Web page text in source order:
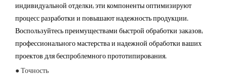
индивидуальной отделки, эти компоненты оптимизируют
процесс разработки и повышают надежность продукции.
Воспользуйтесь преимуществами быстрой обработки заказов,
профессионального мастерства и надежной обработки ваших
проектов для беспроблемного прототипирования.
● Точность